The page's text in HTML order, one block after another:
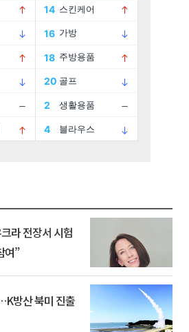
여”
방산 북미 진출